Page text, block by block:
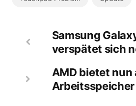
Samsung
verspätet sich
AMD bietet nun
Arbeitsspeicher